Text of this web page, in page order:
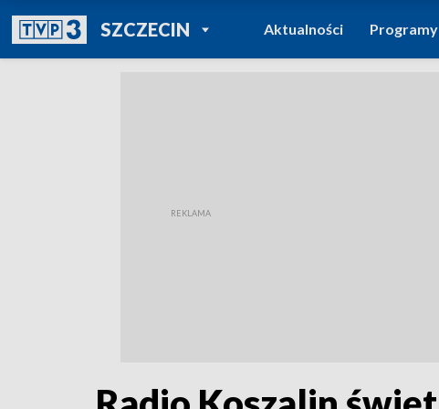
SZCZECINPOWRÓT DO
TVP REGIONY
Aktualności Programy